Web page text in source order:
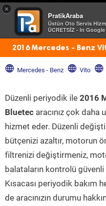
×
PratikAraba
Üstün Oto Servis
ÜCRETSİZ - In
2016 Mercedes - Benz
Mercedes - Benz Vito
Düzenli periyodik ile 2016
Bluetec aracınız çok daha
hizmet eder. Düzenli
bütçenizi azaltır, motorun
filtrenizi değiştirmeniz,
balataların kontrolü güvenli
Kısacası periyodik bakım
de aracınızın durumu